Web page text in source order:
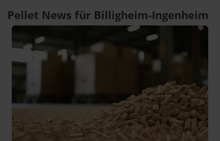
Pellet News für Billigheim-Ingenheim